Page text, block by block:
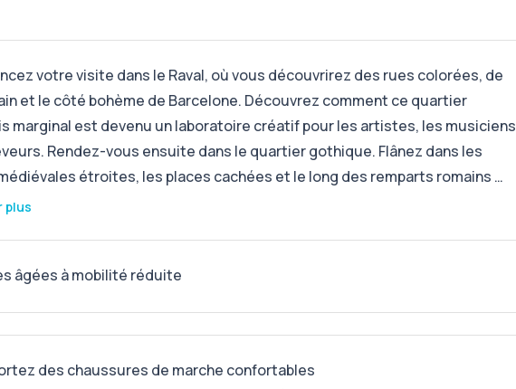
votre visite dans le Raval, où vous découvrirez des rues colorées, de
et le côté bohème de Barcelone. Découvrez comment ce quartier
marginal est devenu un laboratoire créatif pour les artistes, les musiciens
Rendez-vous ensuite dans le quartier gothique. Flânez dans les
étroites, les places cachées et le long des remparts romains …
plus
âgées à mobilité réduite
des chaussures de marche confortables